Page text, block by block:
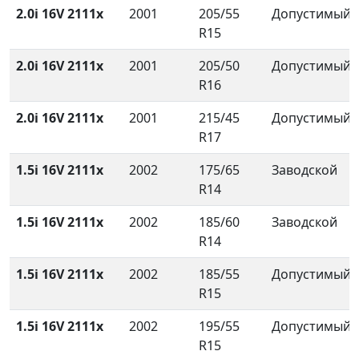
2.0i 16V 2111x 2001
205/55
R15
Допустимый
2.0i 16V 2111x 2001
205/50
R16
Допустимый
2.0i 16V 2111x 2001
215/45
R17
Допустимый
1.5i 16V 2111x 2002
175/65
R14
Заводской
1.5i 16V 2111x 2002
185/60
R14
Заводской
1.5i 16V 2111x 2002
185/55
R15
Допустимый
1.5i 16V 2111x 2002
195/55
R15
Допустимый